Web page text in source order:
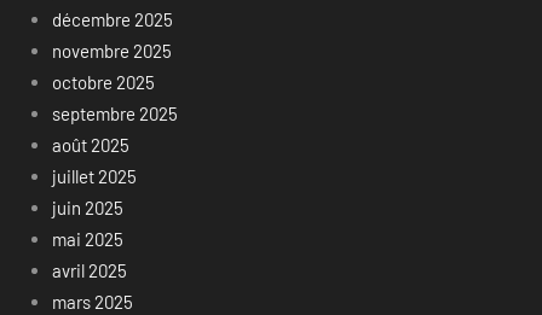
décembre 2025
novembre 2025
octobre 2025
septembre 2025
août 2025
juillet 2025
juin 2025
mai 2025
avril 2025
mars 2025